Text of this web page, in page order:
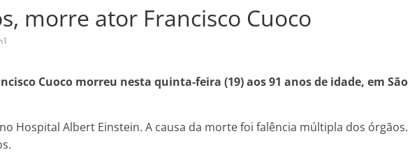
morre ator Francisco Cuoco
Cuoco morreu nesta quinta-feira (19) aos 91 anos de idade, em São
Hospital Albert Einstein. A causa da morte foi falência múltipla dos órgãos.